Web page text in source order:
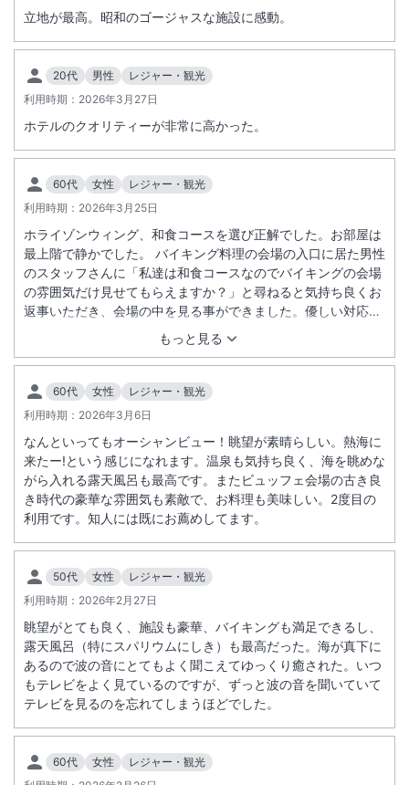
海に面したオーシャン･ウイング館、山側に建ち初島伊東方面が一望で
大浴場あり
露天風呂あり
温泉
施設からのお知らせ
※12歳以上の方はおひとり様１泊あたり150円の入湯税・200円の宿泊
税を別途頂戴いたします。(宿泊税は25年4月宿泊分より)
※全客室禁煙（館内に喫煙スペース有）。
夕食はビュッフェ、もしくはグループ毎に和食又は洋食を事前に選択い
ただけます。
※ご不明時はご希望を直接施設にお知らせください。なお、状況により
ご希望に添えない場合もございます。
＜フレンチレストラン「ボヌール」改装工事に伴うクローズのお知らせ
＞
下記日程におきまして、フレンチレストラン「ボヌール」改装工事を実
施する事となりましたのでお知らせいたします。
【工事箇所】ホライゾン・ウイング館 3階 レストラン「ボヌール」
【工事日程】2026年9月1日(火)～10月31日(土) ※予定
上記期間はフレンチ(洋食)コースのご宿泊プラン・および対象レストラ
ビュッフェ・和食会席は引き続きご利用いただけます。
※重要なお知らせです。必ず続きをご確認ください。
立地が最高。昭和のゴージャスな施設に感動。
20代 男性
レジャー・観光
利用時期： 2026年3月27日
ホテルのクオリティーが非常に高かった。
60代 女性
レジャー・観光
利用時期： 2026年3月25日
もっと見る
ホライゾンウィング、和食コースを選び正解でした。お部屋は
最上階で静かでした。 バイキング料理の会場の入口に居た男性
のスタッフさんに「私達は和食コースなのでバイキングの会場
の雰囲気だけ見せてもらえますか？」と尋ねると気持ち良くお
返事いただき、会場の中を見る事ができました。優しい対応で
ニューアカオに泊まって本当に良かったと思います。
60代 女性
レジャー・観光
利用時期： 2026年3月6日
なんといってもオーシャンビュー！眺望が素晴らしい。熱海に
来たー!という感じになれます。温泉も気持ち良く、海を眺めな
がら入れる露天風呂も最高です。またビュッフェ会場の古き良
き時代の豪華な雰囲気も素敵で、お料理も美味しい。2度目の
利用です。知人には既にお薦めしてます。
50代 女性
レジャー・観光
利用時期： 2026年2月27日
眺望がとても良く、施設も豪華、バイキングも満足できるし、
露天風呂（特にスパリウムにしき）も最高だった。海が真下に
あるので波の音にとてもよく聞こえてゆっくり癒された。いつ
もテレビをよく見ているのですが、ずっと波の音を聞いていて
テレビを見るのを忘れてしまうほどでした。
60代 女性
レジャー・観光